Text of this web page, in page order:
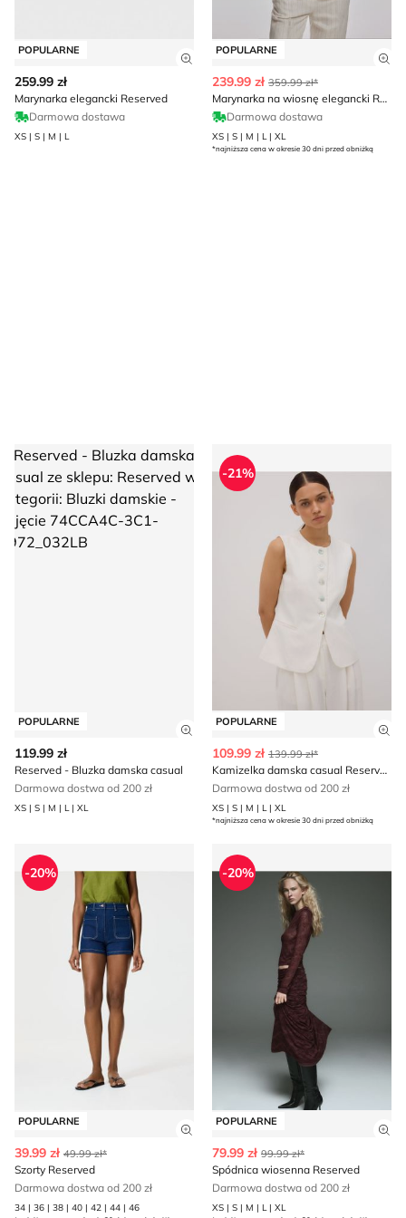
POPULARNE
Zobacz szczegóły produktu
259.99 zł
Marynarka elegancki Reserved
Darmowa dostawa
XS | S | M | L
POPULARNE
239.99 zł 359.99 zł*
Marynarka na wiosnę elegancki Reserved
Darmowa dostawa
XS | S | M | L | XL
*najniższa cena w okresie 30 dni przed obniżką
- Bluzka damska casual
POPULARNE
Zobacz szczegóły produktu
119.99 zł
Reserved - Bluzka damska casual
Darmowa dostwa od 200 zł
XS | S | M | L | XL
Kamizelka damska casual
POPULARNE
-21%
109.99 zł 139.99 zł*
Kamizelka damska casual Reserved
Darmowa dostwa od 200 zł
XS | S | M | L | XL
*najniższa cena w okresie 30 dni przed obniżką
Szorty Reserved
POPULARNE
-20%
Zobacz szczegóły produktu
39.99 zł 49.99 zł*
Szorty Reserved
Darmowa dostwa od 200 zł
34 | 36 | 38 | 40 | 42 | 44 | 46
Spódnica wiosenna
POPULARNE
-20%
79.99 zł 99.99 zł*
Spódnica wiosenna Reserved
Darmowa dostwa od 200 zł
XS | S | M | L | XL